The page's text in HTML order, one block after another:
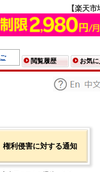
【楽天
閲覧履歴 お気に
権利侵害に対する通知